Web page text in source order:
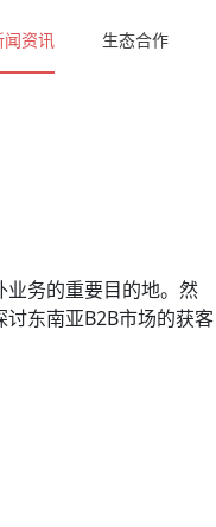
闻资讯 生态合作
务的重要目的地。然
东南亚B2B市场的获客